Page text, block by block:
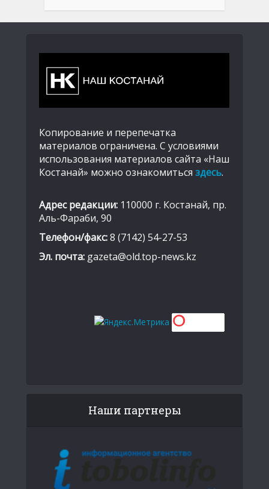
Копирование и перепечатка
материалов ограничена. С условиями
использования материалов сайта «Наш
Костанай» можно ознакомиться здесь.
Адрес редакции: 110000 г. Костанай, пр.
Аль-Фараби, 90
Телефон/факс:8 (7142) 54-27-53
Эл. почта: gazeta@old.top-news.kz
Наши партнеры